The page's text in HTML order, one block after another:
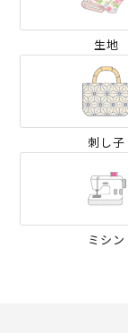
生地
刺し子
ミシン